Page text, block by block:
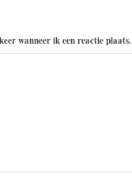
wanneer ik een reactie plaats.